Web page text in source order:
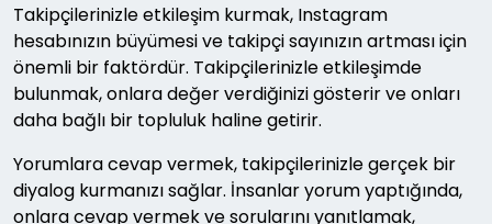
Takipçilerinizle etkileşim kurmak, Instagram
hesabınızın büyümesi ve takipçi sayınızın artması için
önemli bir faktördür. Takipçilerinizle etkileşimde
bulunmak, onlara değer verdiğinizi gösterir ve onları
daha bağlı bir topluluk haline getirir.
Yorumlara cevap vermek, takipçilerinizle gerçek bir
diyalog kurmanızı sağlar. İnsanlar yorum yaptığında,
onlara cevap vermek ve sorularını yanıtlamak,